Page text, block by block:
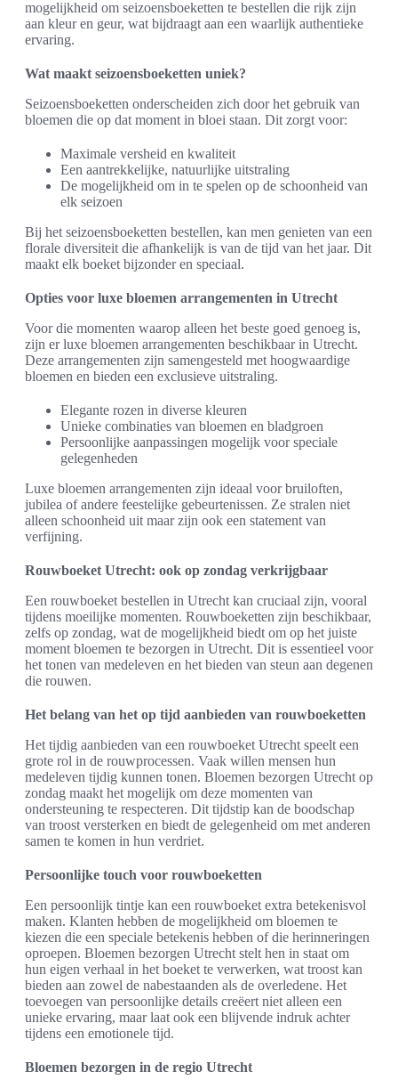
mogelijkheid om seizoensboeketten te bestellen die rijk zijn
aan kleur en geur, wat bijdraagt aan een waarlijk authentieke
ervaring.
Wat maakt seizoensboeketten uniek?
Seizoensboeketten onderscheiden zich door het gebruik van
bloemen die op dat moment in bloei staan. Dit zorgt voor:
Maximale versheid en kwaliteit
Een aantrekkelijke, natuurlijke uitstraling
De mogelijkheid om in te spelen op de schoonheid van
elk seizoen
Bij het seizoensboeketten bestellen, kan men genieten van een
florale diversiteit die afhankelijk is van de tijd van het jaar. Dit
maakt elk boeket bijzonder en speciaal.
Opties voor luxe bloemen arrangementen in Utrecht
Voor die momenten waarop alleen het beste goed genoeg is,
zijn er luxe bloemen arrangementen beschikbaar in Utrecht.
Deze arrangementen zijn samengesteld met hoogwaardige
bloemen en bieden een exclusieve uitstraling.
Elegante rozen in diverse kleuren
Unieke combinaties van bloemen en bladgroen
Persoonlijke aanpassingen mogelijk voor speciale
gelegenheden
Luxe bloemen arrangementen zijn ideaal voor bruiloften,
jubilea of andere feestelijke gebeurtenissen. Ze stralen niet
alleen schoonheid uit maar zijn ook een statement van
verfijning.
Rouwboeket Utrecht: ook op zondag verkrijgbaar
Een rouwboeket bestellen in Utrecht kan cruciaal zijn, vooral
tijdens moeilijke momenten. Rouwboeketten zijn beschikbaar,
zelfs op zondag, wat de mogelijkheid biedt om op het juiste
moment bloemen te bezorgen in Utrecht. Dit is essentieel voor
het tonen van medeleven en het bieden van steun aan degenen
die rouwen.
Het belang van het op tijd aanbieden van rouwboeketten
Het tijdig aanbieden van een rouwboeket Utrecht speelt een
grote rol in de rouwprocessen. Vaak willen mensen hun
medeleven tijdig kunnen tonen. Bloemen bezorgen Utrecht op
zondag maakt het mogelijk om deze momenten van
ondersteuning te respecteren. Dit tijdstip kan de boodschap
van troost versterken en biedt de gelegenheid om met anderen
samen te komen in hun verdriet.
Persoonlijke touch voor rouwboeketten
Een persoonlijk tintje kan een rouwboeket extra betekenisvol
maken. Klanten hebben de mogelijkheid om bloemen te
kiezen die een speciale betekenis hebben of die herinneringen
oproepen. Bloemen bezorgen Utrecht stelt hen in staat om
hun eigen verhaal in het boeket te verwerken, wat troost kan
bieden aan zowel de nabestaanden als de overledene. Het
toevoegen van persoonlijke details creëert niet alleen een
unieke ervaring, maar laat ook een blijvende indruk achter
tijdens een emotionele tijd.
Bloemen bezorgen in de regio Utrecht